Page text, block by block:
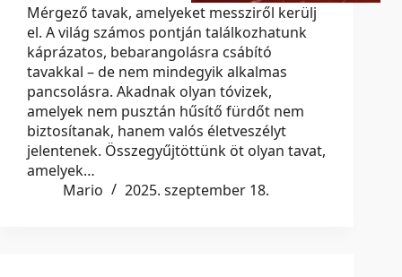
Mérgező tavak, amelyeket messziről kerülj
el. A világ számos pontján találkozhatunk
káprázatos, bebarangolásra csábító
tavakkal – de nem mindegyik alkalmas
pancsolásra. Akadnak olyan tóvizek,
amelyek nem pusztán hűsítő fürdőt nem
biztosítanak, hanem valós életveszélyt
jelentenek. Összegyűjtöttünk öt olyan tavat,
amelyek…
Mario
2025. szeptember 18.